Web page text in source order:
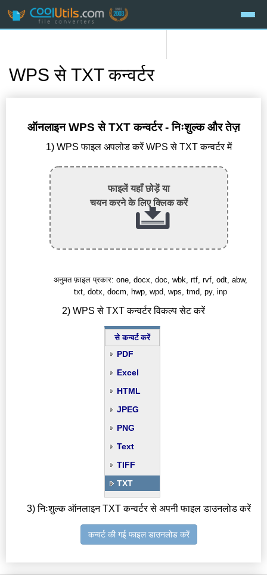
WPS से TXT कन्वर्टर
ऑनलाइन WPS से TXT कन्वर्टर - निःशुल्क और तेज़
1) WPS फाइल अपलोड करें WPS से TXT कन्वर्टर में
फाइलें यहाँ छोड़ें या
चयन करने के लिए क्लिक करें
अनुमत फ़ाइल प्रकार: one, docx, doc, wbk, rtf, rvf, odt, abw,
txt, dotx, docm, hwp, wpd, wps, tmd, py, inp
2) WPS से TXT कन्वर्टर विकल्प सेट करें
से कन्वर्ट करें
PDF
Excel
HTML
JPEG
PNG
Text
TIFF
TXT
3) निःशुल्क ऑनलाइन TXT कन्वर्टर से अपनी फाइल डाउनलोड करें
कन्वर्ट की गई फाइल डाउनलोड करें